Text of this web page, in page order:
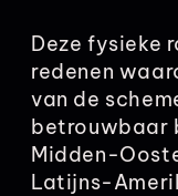
Deze fysieke
redenen
van de
betrouwbaar
Midden-
Latijns-